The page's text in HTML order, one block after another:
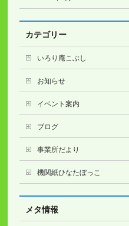
カテゴリー
いろり庵こぶし
お知らせ
イベント案内
ブログ
事業所だより
機関紙ひなたぼっこ
メタ情報